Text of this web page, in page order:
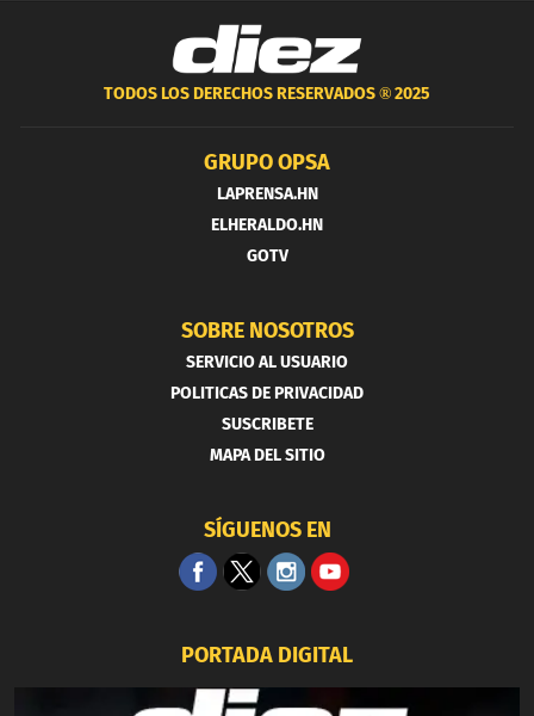
TODOS LOS DERECHOS RESERVADOS ®2025
GRUPO OPSA
LAPRENSA.HN
ELHERALDO.HN
GOTV
SOBRE NOSOTROS
SERVICIO AL USUARIO
POLITICAS DE PRIVACIDAD
SUSCRIBETE
MAPA DEL SITIO
SÍGUENOS EN
PORTADA DIGITAL